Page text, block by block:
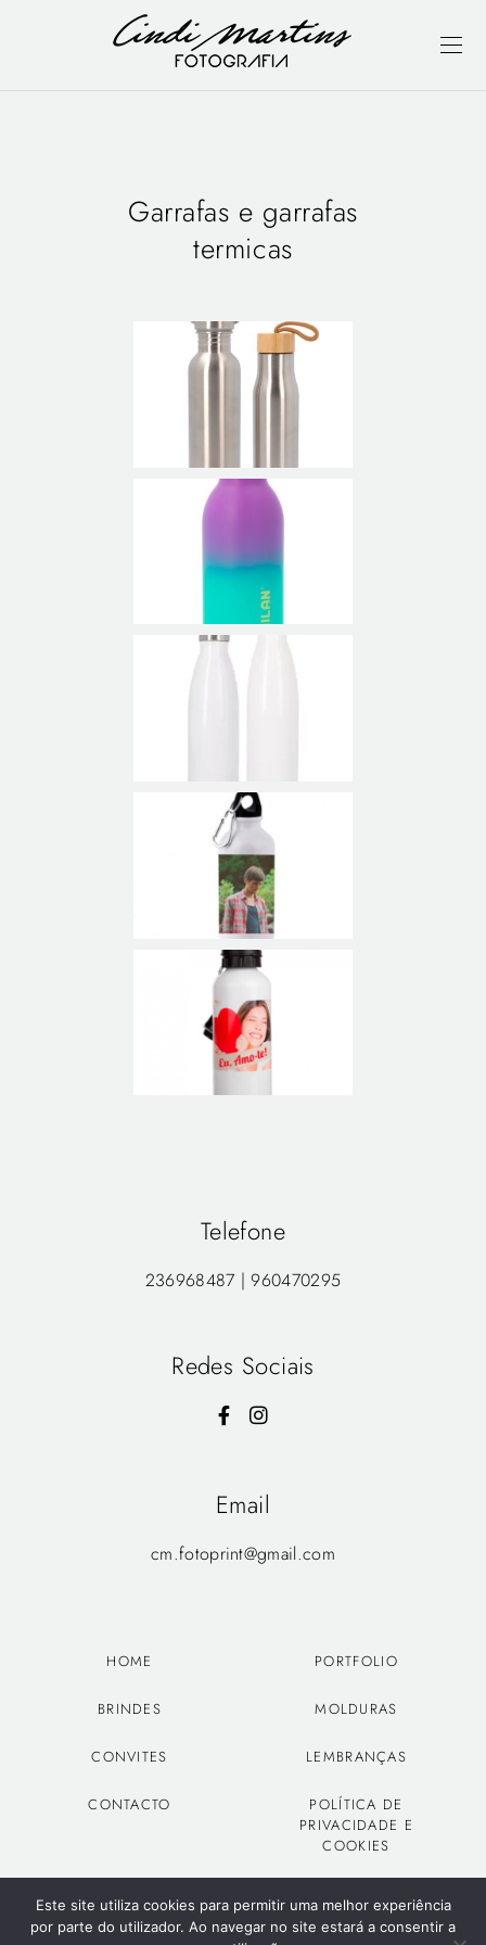
Garrafas e garrafas
termicas
Telefone
236968487 | 960470295
Redes Sociais
Email
cm.fotoprint@gmail.com
HOME PORTFOLIO
BRINDES MOLDURAS
CONVITES LEMBRANÇAS
CONTACTO
POLÍTICA DE
PRIVACIDADE E
COOKIES
Este site utiliza cookies para permitir uma melhor experiência
por parte do utilizador. Ao navegar no site estará a consentir a